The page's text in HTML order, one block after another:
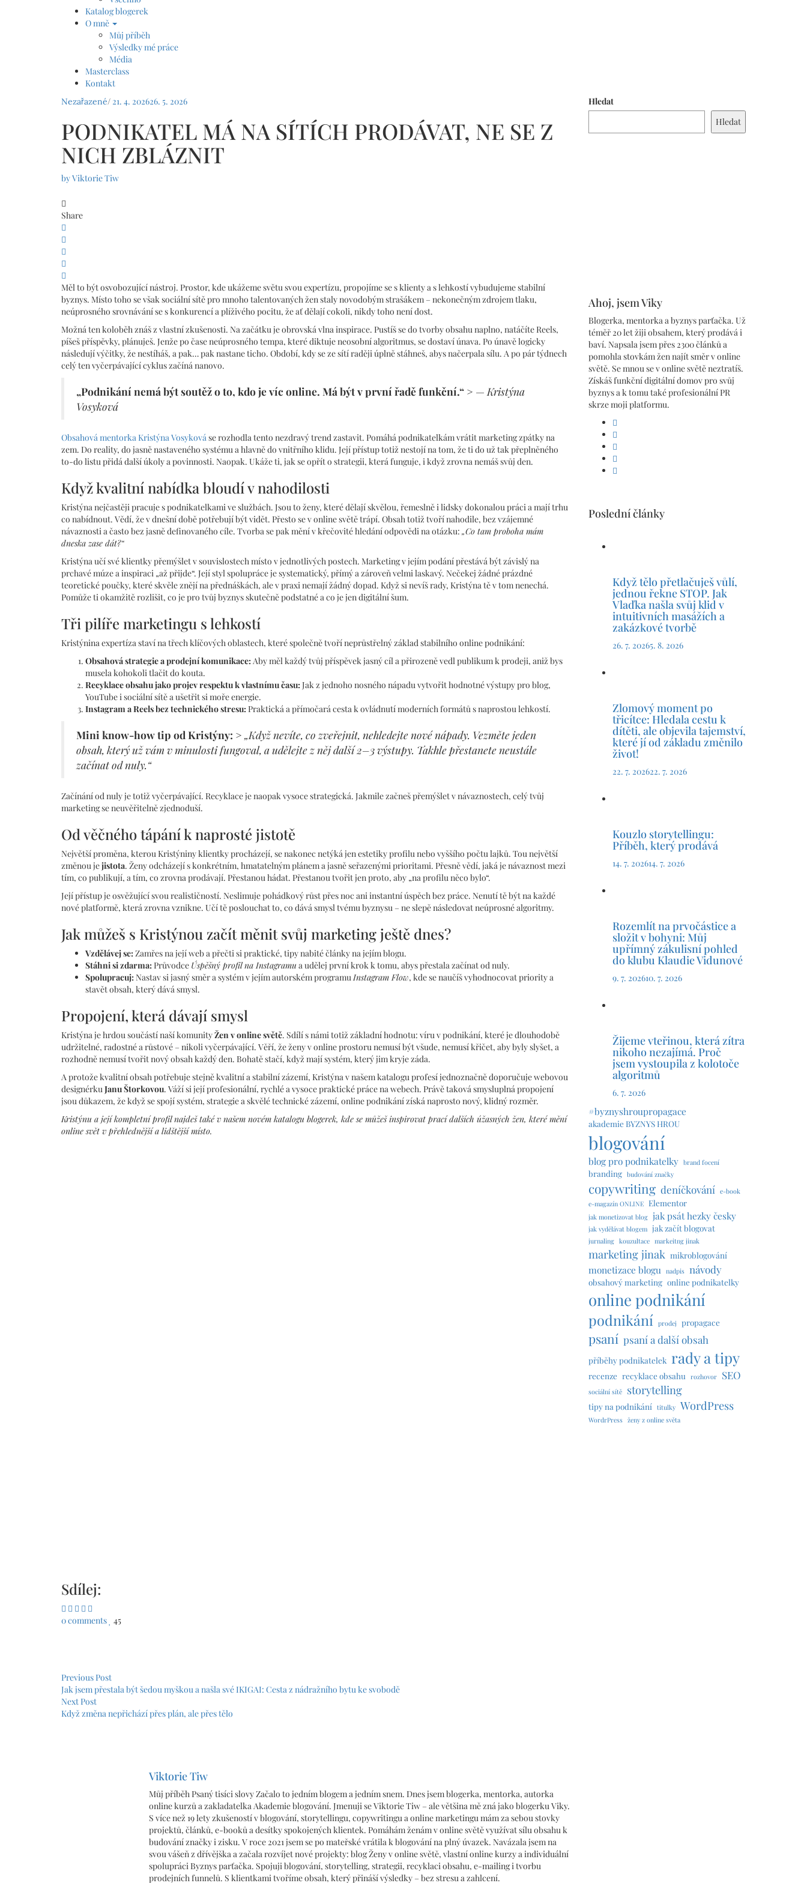
Katalog blogerek
O mně
Můj příběh
Výsledky mé práce
Média
Masterclass
Kontakt
Nezařazené/ 21. 4. 202626. 5. 2026
PODNIKATEL MÁ NA SÍTÍCH PRODÁVAT, NE SE Z
NICH ZBLÁZNIT
byViktorie Tiw
Share
Měl to být osvobozující nástroj. Prostor, kde ukážeme světu svou expertízu, propojíme se s klienty a s lehkostí vybudujeme stabilní
byznys. Místo toho se však sociální sítě pro mnoho talentovaných žen staly novodobým strašákem – nekonečným zdrojem tlaku,
neúprosného srovnávání se s konkurencí a plíživého pocitu, že ať dělají cokoli, nikdy toho není dost.
Možná ten koloběh znáš z vlastní zkušenosti. Na začátku je obrovská vlna inspirace. Pustíš se do tvorby obsahu naplno, natáčíte Reels,
píšeš příspěvky, plánuješ. Jenže po čase neúprosného tempa, které diktuje neosobní algoritmus, se dostaví únava. Po únavě logicky
následují výčitky, že nestíháš, a pak… pak nastane ticho. Období, kdy se ze sítí raději úplně stáhneš, abys načerpala sílu. A po pár týdnech
celý ten vyčerpávající cyklus začíná nanovo.
„Podnikání nemá být soutěž o to, kdo je víc online. Má být v první řadě funkční.“ > — Kristýna
Vosyková
Obsahová mentorka Kristýna Vosykováse rozhodla tento nezdravý trend zastavit. Pomáhá podnikatelkám vrátit marketing zpátky na
zem. Do reality, do jasně nastaveného systému a hlavně do vnitřního klidu. Její přístup totiž nestojí na tom, že ti do už tak přeplněného
to-do listu přidá další úkoly a povinnosti. Naopak. Ukáže ti, jak se opřít o strategii, která funguje, i když zrovna nemáš svůj den.
Když kvalitní nabídka bloudí v nahodilosti
Kristýna nejčastěji pracuje s podnikatelkami ve službách. Jsou to ženy, které dělají skvělou, řemeslně i lidsky dokonalou práci a mají trhu
co nabídnout. Vědí, že v dnešní době potřebují být vidět. Přesto se v online světě trápí. Obsah totiž tvoří nahodile, bez vzájemné
návaznosti a často bez jasně definovaného cíle. Tvorba se pak mění v křečovité hledání odpovědi na otázku: „Co tam proboha mám
dneska zase dát?“
Kristýna učí své klientky přemýšlet v souvislostech místo v jednotlivých postech. Marketing v jejím podání přestává být závislý na
prchavé múze a inspiraci „až přijde“. Její styl spolupráce je systematický, přímý a zároveň velmi laskavý. Nečekej žádné prázdné
teoretické poučky, které skvěle znějí na přednáškách, ale v praxi nemají žádný dopad. Když si nevíš rady, Kristýna tě v tom nenechá.
Pomůže ti okamžitě rozlišit, co je pro tvůj byznys skutečně podstatné a co je jen digitální šum.
Tři pilíře marketingu s lehkostí
Kristýnina expertíza staví na třech klíčových oblastech, které společně tvoří neprůstřelný základ stabilního online podnikání:
Obsahová strategie a prodejní komunikace:Aby měl každý tvůj příspěvek jasný cíl a přirozeně vedl publikum k prodeji, aniž bys
musela kohokoli tlačit do kouta.
Recyklace obsahu jako projev respektu k vlastnímu času:Jak z jednoho nosného nápadu vytvořit hodnotné výstupy pro blog,
YouTube i sociální sítě a ušetřit si moře energie.
Instagram a Reels bez technického stresu:Praktická a přímočará cesta k ovládnutí moderních formátů s naprostou lehkostí.
Mini know-how tip od Kristýny: > „Když nevíte, co zveřejnit, nehledejte nové nápady. Vezměte jeden
obsah, který už vám v minulosti fungoval, a udělejte z něj další 2–3 výstupy. Takhle přestanete neustále
začínat od nuly.“
Začínání od nuly je totiž vyčerpávající. Recyklace je naopak vysoce strategická. Jakmile začneš přemýšlet v návaznostech, celý tvůj
marketing se neuvěřitelně zjednoduší.
Od věčného tápání k naprosté jistotě
Největší proměna, kterou Kristýniny klientky procházejí, se nakonec netýká jen estetiky profilu nebo vyššího počtu lajků. Tou největší
změnou jejistota. Ženy odcházejí s konkrétním, hmatatelným plánem a jasně seřazenými prioritami. Přesně vědí, jaká je návaznost mezi
tím, co publikují, a tím, co zrovna prodávají. Přestanou hádat. Přestanou tvořit jen proto, aby „na profilu něco bylo“.
Její přístup je osvěžující svou realističností. Neslimuje pohádkový růst přes noc ani instantní úspěch bez práce. Nenutí tě být na každé
nové platformě, která zrovna vznikne. Učí tě poslouchat to, co dává smysl tvému byznysu – ne slepě následovat neúprosné algoritmy.
Jak můžeš s Kristýnou začít měnit svůj marketing ještě dnes?
Vzdělávej se:Zamřes na její web a přečti si praktické, tipy nabité články na jejím blogu.
Stáhni si zdarma:Průvodce Úspěšný profil na Instagramu a udělej první krok k tomu, abys přestala začínat od nuly.
Spolupracuj:Nastav si jasný směr a systém v jejím autorském programuInstagram Flow, kde se naučíš vyhodnocovat priority a
stavět obsah, který dává smysl.
Propojení, která dávají smysl
Kristýna je hrdou součástí naší komunityŽen v online světě. Sdílí s námi totiž základní hodnotu: víru v podnikání, které je dlouhodobě
udržitelné, radostné a růstové – nikoli vyčerpávající. Věří, že ženy v online prostoru nemusí být všude, nemusí křičet, aby byly slyšet, a
rozhodně nemusí tvořit nový obsah každý den. Bohatě stačí, když mají systém, který jim kryje záda.
A protože kvalitní obsah potřebuje stejně kvalitní a stabilní zázemí, Kristýna v našem katalogu profesí jednoznačně doporučuje webovou
designérkuJanu Štorkovou. Váží si její profesionální, rychlé a vysoce praktické práce na webech. Právě taková smysluplná propojení
jsou důkazem, že když se spojí systém, strategie a skvělé technické zázemí, online podnikání získá naprosto nový, klidný rozměr.
Kristýnu a její kompletní profil najdeš také v našem novém katalogu blogerek, kde se můžeš inspirovat prací dalších úžasných žen, které mění
online svět v přehlednější a lidštější místo.
Sdílej:
0 comments 45
příspěvek
Previous Post
Jak jsem přestala být šedou myškou a našla své IKIGAI: Cesta z nádražního bytu ke svobodě
Next Post
Když změna nepřichází přes plán, ale přes tělo
Viktorie Tiw
Můj příběh Psaný tisíci slovy Začalo to jedním blogem a jedním snem. Dnes jsem blogerka, mentorka, autorka
online kurzů a zakladatelka Akademie blogování. Jmenuji se Viktorie Tiw – ale většina mě zná jako blogerku Viky.
S více než 19 lety zkušeností v blogování, storytellingu, copywritingu a online marketingu mám za sebou stovky
projektů, článků, e-booků a desítky spokojených klientek. Pomáhám ženám v online světě využívat sílu obsahu k
budování značky i zisku. V roce 2021 jsem se po mateřské vrátila k blogování na plný úvazek. Navázala jsem na
svou vášeň z dřívějška a začala rozvíjet nové projekty: blog Ženy v online světě, vlastní online kurzy a individuální
spolupráci Byznys parťačka. Spojuji blogování, storytelling, strategii, recyklaci obsahu, e-mailing i tvorbu
prodejních funnelů. S klientkami tvoříme obsah, který přináší výsledky – bez stresu a zahlcení.
Hledat
Hledat
Ahoj, jsem Viky
Blogerka, mentorka a byznys parťačka. Už
téměř 20 let žiji obsahem, který prodává i
baví. Napsala jsem přes 2300 článků a
pomohla stovkám žen najít směr v online
světě. Se mnou se v online světě neztratíš.
Získáš funkční digitální domov pro svůj
byznys a k tomu také profesionální PR
skrze moji platformu.
facebook
linkedin
pinterest
instagram
youtube
Poslední články
Když tělo přetlačuješ vůlí,
jednou řekne STOP. Jak
Vlaďka našla svůj klid v
intuitivních masážích a
zakázkové tvorbě
26. 7. 20265. 8. 2026
Zlomový moment po
třicítce: Hledala cestu k
dítěti, ale objevila tajemství,
které jí od základu změnilo
život!
22. 7. 202622. 7. 2026
Kouzlo storytellingu:
Příběh, který prodává
14. 7. 202614. 7. 2026
Rozemlít na prvočástice a
složit v bohyni: Můj
upřímný zákulisní pohled
do klubu Klaudie Vidunové
9. 7. 202610. 7. 2026
Žijeme vteřinou, která zítra
nikoho nezajímá. Proč
jsem vystoupila z kolotoče
algoritmů
6. 7. 2026
#byznyshroupropagace
akademie BYZNYS HROU
blogování
blog pro podnikatelky brand focení
branding budování značky
copywriting deníčkování e-book
e-magazín ONLINE Elementor
jak monetizovat blog jak psát hezky česky
jak vydělávat blogem jak začít blogovat
jurnaling kouzultace markeitng jinak
marketing jinak mikroblogování
monetizace blogu nadpis návody
obsahový marketing online podnikatelky
online podnikání
podnikání prodej propagace
psaní psaní a další obsah
příběhy podnikatelek rady a tipy
recenze recyklace obsahu rozhovor SEO
sociální sítě storytelling
tipy na podnikání titulky WordPress
WordrPress ženy z online světa